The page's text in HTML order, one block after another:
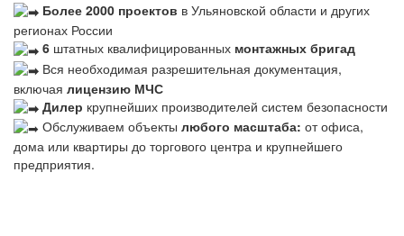
Более 2000 проектов в Ульяновской области и других
регионах России
6 штатных квалифицированных монтажных бригад
Вся необходимая разрешительная документация,
включая лицензию МЧС
Дилер крупнейших производителей систем безопасности
Обслуживаем объекты любого масштаба: от офиса,
дома или квартиры до торгового центра и крупнейшего
предприятия.